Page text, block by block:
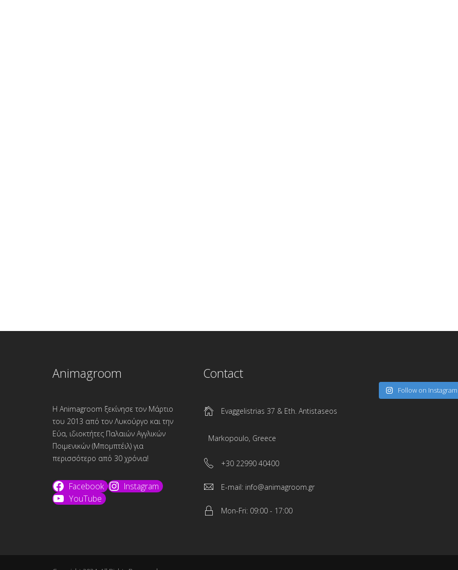
Animagroom
Η Animagroom ξεκίνησε τον Μάρτιο
του 2013 από τον Λυκούργο και την
Εύα, ιδιοκτήτες Παλαιών Αγγλικών
Ποιμενικών (Μπομπτέιλ) για
περισσότερο από 30 χρόνια!
Facebook
Instagram
YouTube
Contact
Evaggelistrias 37 & Eth. Antistaseos
Markopoulo, Greece
+30 22990 40400
E-mail: info@animagroom.gr
Mon-Fri: 09:00 - 17:00
Follow on Instagram